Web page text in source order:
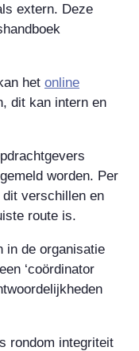
extern. Deze
het online
dit kan intern en
worden. Per
verschillen en
route is.
in de organisatie
‘coördinator
rondom integriteit